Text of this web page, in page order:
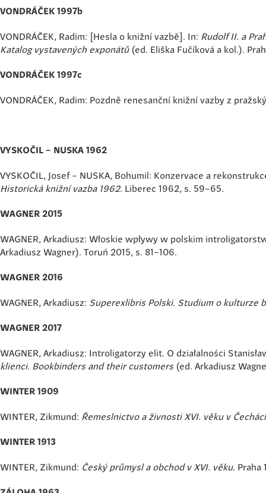
VONDRÁČEK 1997b
VONDRÁČEK, Radim: [Hesla o knižní vazbě]. In: Rudolf II. a
Katalog vystavených exponátů (ed. Eliška Fučíková a kol.).
VONDRÁČEK 1997c
VONDRÁČEK, Radim: Pozdně renesanční knižní vazby z
VYSKOČIL – NUSKA 1962
VYSKOČIL, Josef – NUSKA, Bohumil: Konzervace a
Historická knižní vazba 1962. Liberec 1962, s. 59–65.
WAGNER 2015
WAGNER, Arkadiusz: Włoskie wpływy w polskim
Arkadiusz Wagner). Toruń 2015, s. 81–106.
WAGNER 2016
WAGNER, Arkadiusz: Superexlibris Polski. Studium o kulturze
WAGNER 2017
WAGNER, Arkadiusz: Introligatorzy elit. O działalności
klienci. Bookbinders and their customers (ed. Arkadiusz
WINTER 1909
WINTER, Zikmund: Řemeslnictvo a živnosti XVI. věku v
WINTER 1913
WINTER, Zikmund: Český průmysl a obchod v XVI. věku. Praha